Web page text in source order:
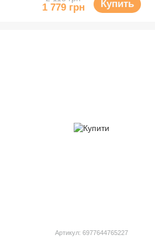
1 779 грн Купить
Артикул: 6977644765227